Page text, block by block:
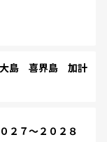
島 喜界島 加計
７～２０２８